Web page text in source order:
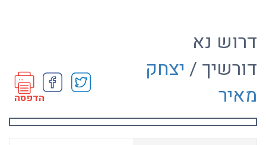
דרוש נא
דורשיך / יצחק
מאיר
הדפסה